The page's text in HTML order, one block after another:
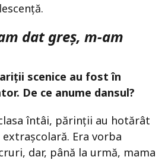
dat greș, m-am
scenice au fost în
De ce anume dansul?
întâi, părinții au hotărât
Era vorba
dar, până la urmă, mama